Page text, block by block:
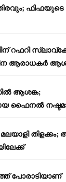
ഫിഫയുടെ
റഫറി
ആരാധകർ
ആശങ്ക;
ഫൈനൽ
പോരാടിയാണ്